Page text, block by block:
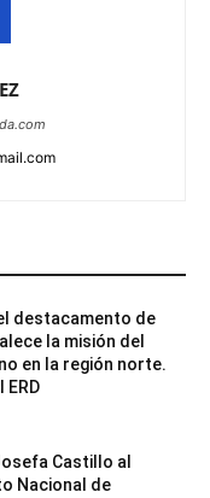
destacamento de
la misión del
en la región norte.
Castillo al
Nacional de